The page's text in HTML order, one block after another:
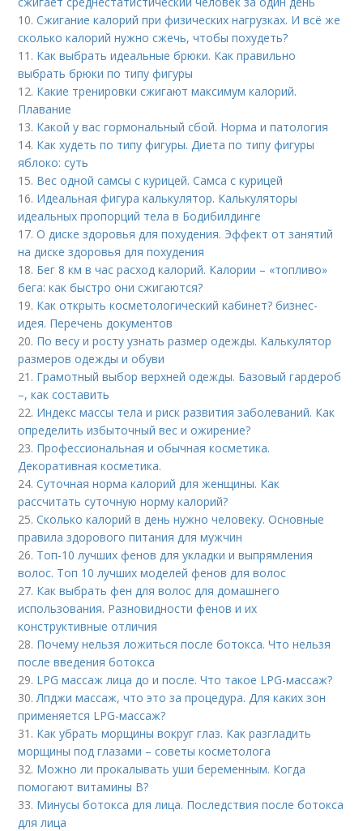
10.Сжигание калорий при физических нагрузках. И всё же
сколько калорий нужно сжечь, чтобы похудеть?
11. Как выбрать идеальные брюки. Как правильно
выбрать брюки по типу фигуры
12. Какие тренировки сжигают максимум калорий.
Плавание
13. Какой у вас гормональный сбой. Норма и патология
14. Как худеть по типу фигуры. Диета по типу фигуры
яблоко: суть
15. Вес одной самсы с курицей. Самса с курицей
16. Идеальная фигура калькулятор. Калькуляторы
идеальных пропорций тела в Бодибилдинге
17.О диске здоровья для похудения. Эффект от занятий
на диске здоровья для похудения
18. Бег 8 км в час расход калорий. Калории – «топливо»
бега: как быстро они сжигаются?
19. Как открыть косметологический кабинет? бизнес-
идея. Перечень документов
20. По весу и росту узнать размер одежды. Калькулятор
размеров одежды и обуви
21. Грамотный выбор верхней одежды. Базовый гардероб
–, как составить
22. Индекс массы тела и риск развития заболеваний. Как
определить избыточный вес и ожирение?
23. Профессиональная и обычная косметика.
Декоративная косметика.
24.Суточная норма калорий для женщины. Как
рассчитать суточную норму калорий?
25.Сколько калорий в день нужно человеку. Основные
правила здорового питания для мужчин
26. Топ-10 лучших фенов для укладки и выпрямления
волос. Топ 10 лучших моделей фенов для волос
27. Как выбрать фен для волос для домашнего
использования. Разновидности фенов и их
конструктивные отличия
28. Почему нельзя ложиться после ботокса. Что нельзя
после введения ботокса
29. LPG массаж лица до и после. Что такое LPG-массаж?
30. Лпджи массаж, что это за процедура. Для каких зон
применяется LPG-массаж?
31. Как убрать морщины вокруг глаз. Как разгладить
морщины под глазами – советы косметолога
32. Можно ли прокалывать уши беременным. Когда
помогают витамины B?
33. Минусы ботокса для лица. Последствия после ботокса
для лица